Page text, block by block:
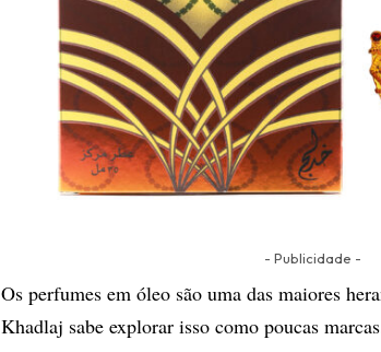
- Publicidade -
Os perfumes em óleo são uma das maiores
Khadlaj sabe explorar isso como poucas